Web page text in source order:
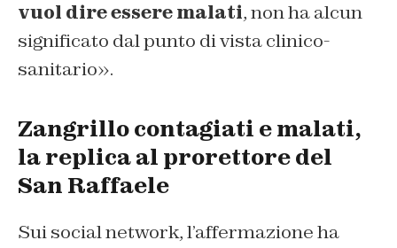
vuol dire essere malati, non ha alcun
significato dal punto di vista clinico-
sanitario».
Zangrillo contagiati e malati,
la replica al prorettore del
San Raffaele
Sui social network, l’affermazione ha